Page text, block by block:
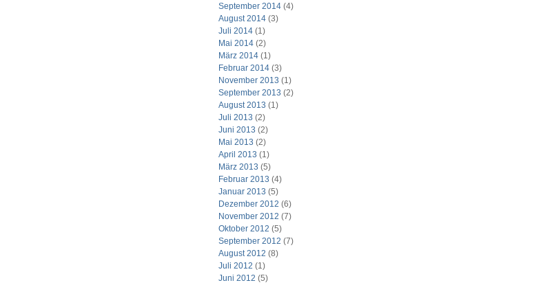
September 2014(4)
August 2014(3)
Juli 2014(1)
Mai 2014(2)
März 2014(1)
Februar 2014(3)
November 2013 (1)
September 2013 (2)
August 2013 (1)
Juli 2013 (2)
Juni 2013 (2)
Mai 2013 (2)
April 2013 (1)
März 2013 (5)
Februar 2013 (4)
Januar 2013 (5)
Dezember 2012 (6)
November 2012 (7)
Oktober 2012 (5)
September 2012 (7)
August 2012 (8)
Juli 2012 (1)
Juni 2012 (5)